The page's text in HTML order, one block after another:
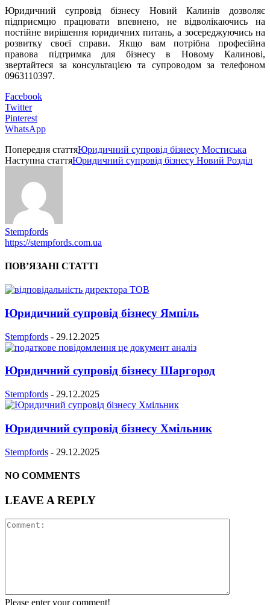
Юридичний супровід бізнесу Новий Калинів дозволяє
підприємцю працювати впевнено, не відволікаючись на
постійне вирішення юридичних питань, а зосереджуючись на
розвитку своєї справи. Якщо вам потрібна професійна
правова підтримка для бізнесу в Новому Калинові,
звертайтеся за консультацією та супроводом за телефоном
0963110397.
Facebook
Twitter
Pinterest
WhatsApp
Попередня статтяЮридичний супровід бізнесу Мостиська
Наступна статтяЮридичний супровід бізнесу Новий Розділ
Stempfords
https://stempfords.com.ua
ПОВ’ЯЗАНІ СТАТТІ
Юридичний супровід бізнесу Ямпіль
Stempfords - 29.12.2025
Юридичний супровід бізнесу Шаргород
Stempfords - 29.12.2025
Юридичний супровід бізнесу Хмільник
Stempfords - 29.12.2025
NO COMMENTS
LEAVE A REPLY
Please enter your comment!